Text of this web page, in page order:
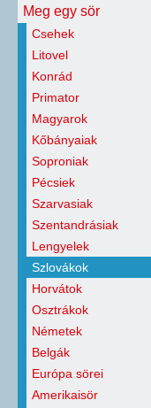
Meg egy sör
Csehek
Litovel
Konrád
Primator
Magyarok
Kőbányaiak
Soproniak
Pécsiek
Szarvasiak
Szentandrásiak
Lengyelek
Szlovákok
Horvátok
Osztrákok
Németek
Belgák
Európa sörei
Amerikaisör